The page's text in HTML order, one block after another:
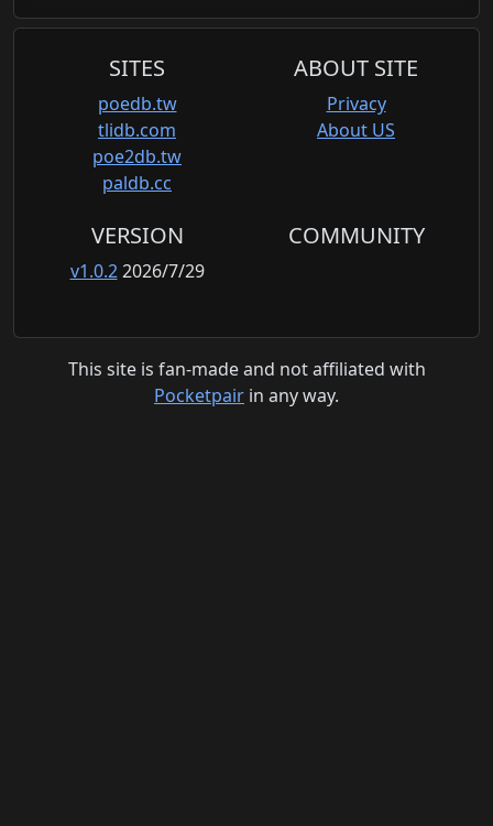
SITES
poedb.tw
tlidb.com
poe2db.tw
paldb.cc
ABOUT SITE
Privacy
About US
VERSION
v1.0.22026/7/29
COMMUNITY
This site is fan-made and not affiliated with
Pocketpair in any way.